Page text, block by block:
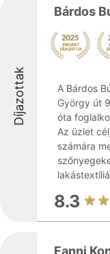
Díjazottak
Bárdos
A Bárdos
György út
óta
Az üzlet
számára
8.3
Fanni